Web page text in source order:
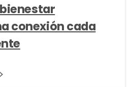
conexión cada